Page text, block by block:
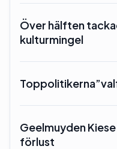
Över hälften
kulturmingel
Geelmuyden
förlust